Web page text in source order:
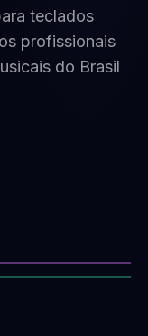
teclados
profissionais
do Brasil